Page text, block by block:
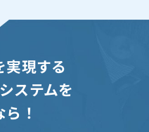
実現する
ステムを
！